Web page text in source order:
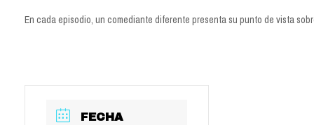
En cada episodio, un comediante diferente presenta su punto de vista
FECHA